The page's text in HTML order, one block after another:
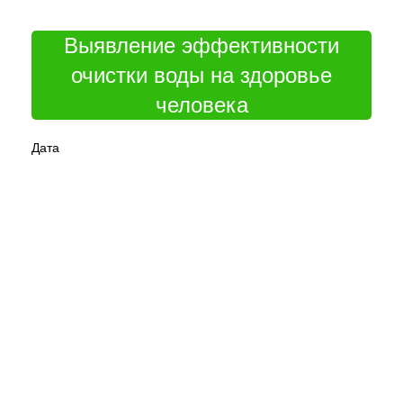
Выявление эффективности
очистки воды на здоровье
человека
Дата